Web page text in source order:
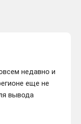
недавно и
еще не
вывода